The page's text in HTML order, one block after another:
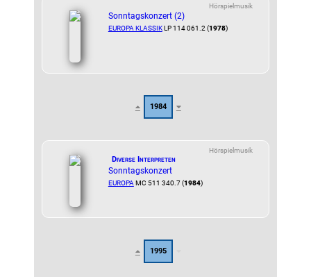
Hörspielmusik
Sonntagskonzert (2)
EUROPA KLASSIKLP 114 061.2 (1978)
1984
Hörspielmusik
Diverse Interpreten
Sonntagskonzert
EUROPA MC 511 340.7 (1984)
1995